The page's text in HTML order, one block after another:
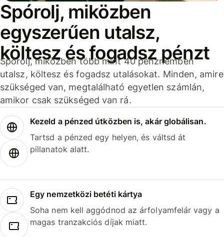
Spórolj, miközben
egyszerűen utalsz,
költesz és fogadsz pénzt
Spórolj, miközben több mint 40 pénznemben
utalsz, költesz és fogadsz utalásokat. Minden, amire
szükséged van, megtalálható egyetlen számlán,
amikor csak szükséged van rá.
Kezeld a pénzed útközben is, akár globálisan.
Tartsd a pénzed egy helyen, és váltsd át
pillanatok alatt.
Egy nemzetközi betéti kártya
Soha nem kell aggódnod az árfolyamfelár vagy a
magas tranzakciós díjak miatt.